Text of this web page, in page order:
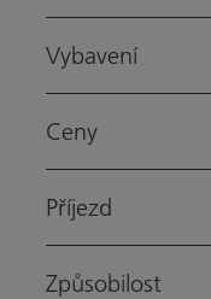
Vybavení
Ceny
Příjezd
Způsobilost